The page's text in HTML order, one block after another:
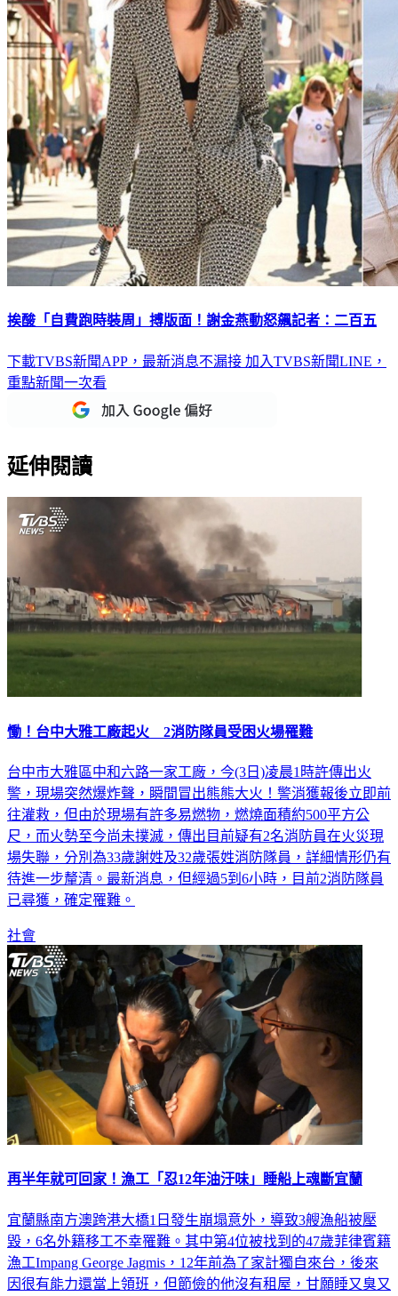
挨酸「自費跑時裝周」搏版面！謝金燕動怒飆記者：二百五
下載TVBS新聞APP，最新消息不漏接 加入TVBS新聞LINE，
重點新聞一次看
延伸閱讀
慟！台中大雅工廠起火 2消防隊員受困火場罹難
台中市大雅區中和六路一家工廠，今(3日)凌晨1時許傳出火
警，現場突然爆炸聲，瞬間冒出熊熊大火！警消獲報後立即前
往灌救，但由於現場有許多易燃物，燃燒面積約500平方公
尺，而火勢至今尚未撲滅，傳出目前疑有2名消防員在火災現
場失聯，分別為33歲謝姓及32歲張姓消防隊員，詳細情形仍有
待進一步釐清。最新消息，但經過5到6小時，目前2消防隊員
已尋獲，確定罹難。
社會
再半年就可回家！漁工「忍12年油汙味」睡船上魂斷宜蘭
宜蘭縣南方澳跨港大橋1日發生崩塌意外，導致3艘漁船被壓
毀，6名外籍移工不幸罹難。其中第4位被找到的47歲菲律賓籍
漁工Impang George Jagmis，12年前為了家計獨自來台，後來
因很有能力還當上領班，但節儉的他沒有租屋，甘願睡又臭又